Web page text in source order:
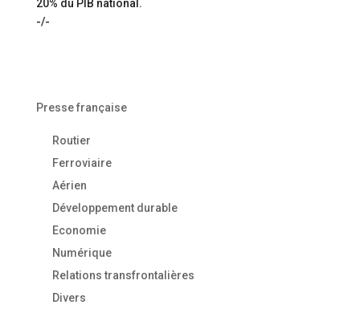
20% du PIB national.
-/-
Presse française
Routier
Ferroviaire
Aérien
Développement durable
Economie
Numérique
Relations transfrontalières
Divers